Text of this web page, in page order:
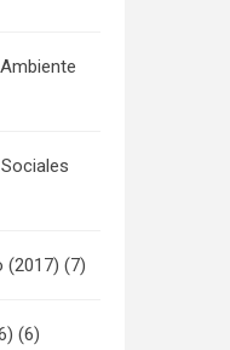
(2017) (7)
(6)